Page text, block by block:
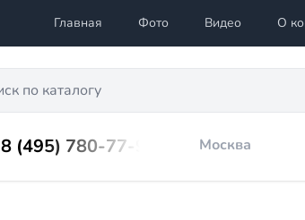
Главная Фото Видео О
8 (495) 780-77-98 Москва